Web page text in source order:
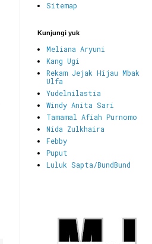
Sitemap
Kunjungi yuk
Meliana Aryuni
Kang Ugi
Rekam Jejak Hijau Mbak
Ulfa
Yudelnilastia
Windy Anita Sari
Tamamal Afiah Purnomo
Nida Zulkhaira
Febby
Puput
Luluk Sapta/BundBund